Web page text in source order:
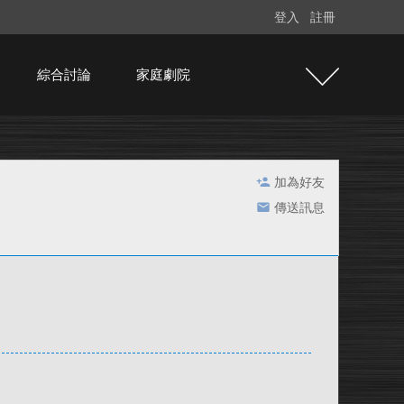
登入 註冊
綜合討論 家庭劇院
加為好友
傳送訊息